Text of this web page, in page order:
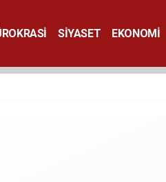
SİYASET EKONOMİ